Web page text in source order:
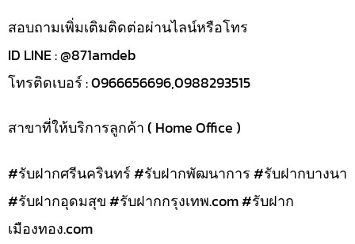
สอบถามเพิ่มเติมติดต่อผ่านไลน์หรือโทร
ID LINE : @871amdeb
โทรติดเบอร์ : 0966656696,0988293515
สาขาที่ให้บริการลูกค้า ( Home Office )
#รับฝากศรีนครินทร์ #รับฝากพัฒนาการ #รับฝากบางนา
#รับฝากอุดมสุข #รับฝากกรุงเทพ.com #รับฝาก
เมืองทอง.com